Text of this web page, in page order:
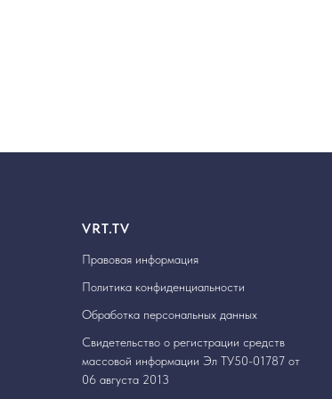
VRT.TV
Правовая информация
Политика конфиденциальности
Обработка персональных данных
Свидетельство о регистрации средств
массовой информации Эл ТУ50-01787 от
06 августа 2013